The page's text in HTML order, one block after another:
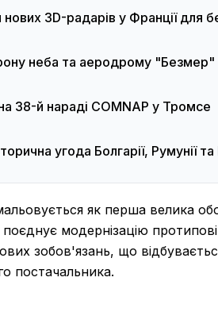
нових 3D-радарів у Франції для
неба та аеродрому "Безмер"
38-й нараді COMNAP у Тромсе
угода Болгарії, Румунії та
як перша велика
модернізацію
зобов'язань, що
постачальника.